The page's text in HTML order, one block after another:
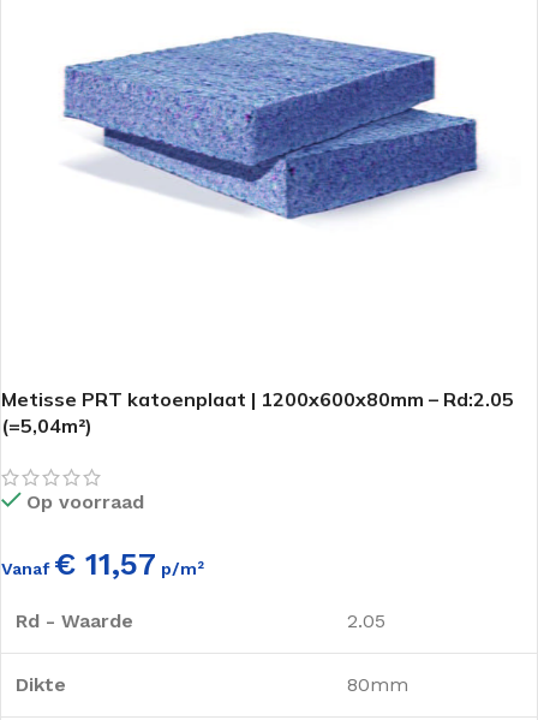
Metisse PRT katoenplaat | 1200x600x80mm – Rd:2.05
(=5,04m²)
Op voorraad
Vanaf € 11,57 p/m²
Rd - Waarde 2.05
Dikte 80mm